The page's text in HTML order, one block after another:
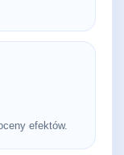
efektów.